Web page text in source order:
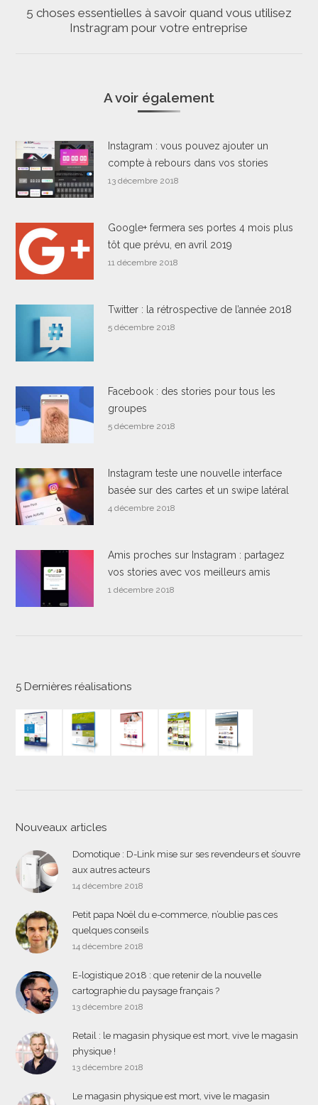
Onglet
5 choses essentielles à savoir quand vous utilisez
Instragram pour votre entreprise
A voir également
Instagram : vous pouvez ajouter un
compte à rebours dans vos stories
13 décembre 2018
Google+ fermera ses portes 4 mois plus
tôt que prévu, en avril 2019
11 décembre 2018
Twitter : la rétrospective de l’année 2018
5 décembre 2018
Facebook : des stories pour tous les
groupes
5 décembre 2018
Instagram teste une nouvelle interface
basée sur des cartes et un swipe latéral
4 décembre 2018
Amis proches sur Instagram : partagez
vos stories avec vos meilleurs amis
1 décembre 2018
5 Dernières réalisations
Nouveaux articles
Domotique : D-Link mise sur ses revendeurs et s’ouvre
aux autres acteurs
14 décembre 2018
Petit papa Noël du e-commerce, n’oublie pas ces
quelques conseils
14 décembre 2018
E-logistique 2018 : que retenir de la nouvelle
cartographie du paysage français ?
13 décembre 2018
Retail : le magasin physique est mort, vive le magasin
physique !
13 décembre 2018
Le magasin physique est mort, vive le magasin